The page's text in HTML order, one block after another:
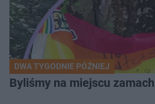
DWA TYGODNIE PÓŹNIEJ
Byliśmy na miejscu